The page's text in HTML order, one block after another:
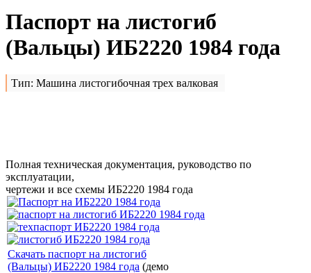
Паспорт на листогиб
(Вальцы) ИБ2220 1984 года
Тип: Машина листогибочная трех валковая
Полная техническая документация, руководство по
эксплуатации,
чертежи и все схемы ИБ2220 1984 года
Скачать паспорт на листогиб
(Вальцы) ИБ2220 1984 года (демо